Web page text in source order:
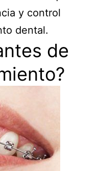
y control
dental.
de